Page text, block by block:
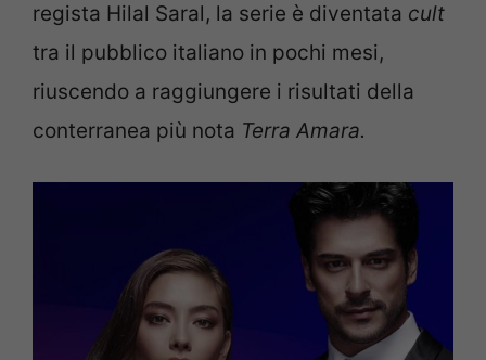
regista Hilal Saral, la serie è diventata cult
tra il pubblico italiano in pochi mesi,
riuscendo a raggiungere i risultati della
conterranea più nota Terra Amara.